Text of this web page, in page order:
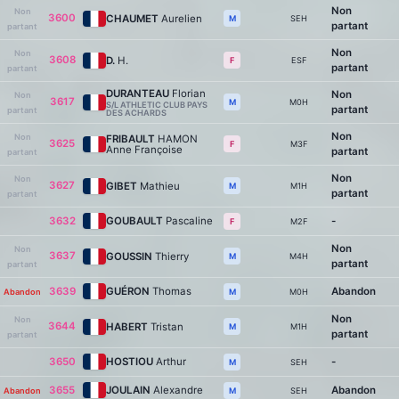
Non
partant
3600 CHAUMET Aurelien M SEH
Non
partant
Non
partant
3608 D. H. F ESF
Non
partant
Non
partant
3617
DURANTEAU Florian
S/L ATHLETIC CLUB PAYS
DES ACHARDS
M M0H
Non
partant
Non
partant
3625 FRIBAULT HAMON
Anne Françoise
F M3F
Non
partant
Non
partant
3627 GIBET Mathieu M M1H
Non
partant
3632 GOUBAULT Pascaline F M2F -
Non
partant
3637 GOUSSIN Thierry M M4H
Non
partant
Abandon 3639 GUÉRON Thomas M M0H Abandon
Non
partant
3644 HABERT Tristan M M1H
Non
partant
3650 HOSTIOU Arthur M SEH -
Abandon 3655 JOULAIN Alexandre M SEH Abandon